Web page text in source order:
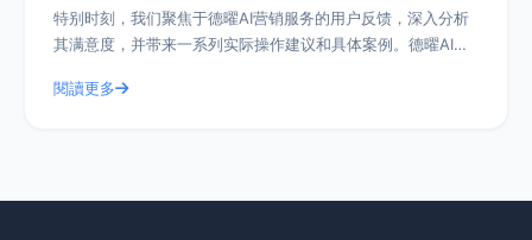
特别时刻，我们聚焦于德曜AI营销服务的用户反馈，深入分析
其满意度，并带来一系列实际操作建议和具体案例。德曜AI营
閱讀更多